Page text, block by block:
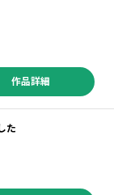
作品詳細
た